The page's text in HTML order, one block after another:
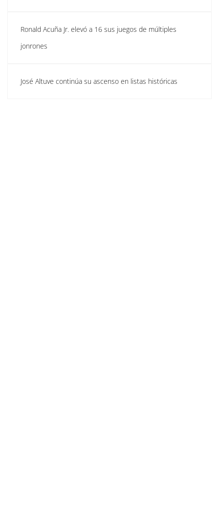
Ronald Acuña Jr. elevó a 16 sus juegos de múltiples
jonrones
José Altuve continúa su ascenso en listas históricas